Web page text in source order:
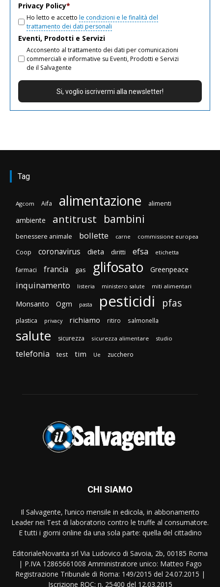
Privacy Policy*
Ho letto e accetto le condizioni e le finalità del
trattamento dei dati personali
Eventi, Prodotti e Servizi
Acconsento al trattamento dei dati per comunicazioni
commerciali e informative su Eventi, Prodotti e Servizi
de il Salvagente
Tag
Agcom Aifa alimentazione alimenti
ambiente antitrust bambini
benessere animale bollette carne commissione europea
Coop coronavirus dieta diritti efsa etichetta
farmaci francia gas glifosato Greenpeace
inquinamento listeria ministero salute miti alimentari
Monsanto Ogm pasta pesticidi pfas
plastica privacy richiamo ritiro salmonella
salute sicurezza sicurezza alimentare studio
telefonia test tim Ue zucchero
CHI SIAMO
Il Salvagente, l’unico mensile in edicola, in abbonamento
Leader nei Test di laboratorio contro le truffe al consumatore.
E tutti i giorni online da una sola parte: quella del cittadino
EditorialeNovanta srl Via Ludovico di Savoia, 2b, 00185 Roma
| P.IVA 12865661008 Amministratore unico: Matteo Fago
Registrazione Tribunale di Roma: 149/2015 del 24.07.2015 |
Iscrizione ROC: n. 25400 del 12.03.2015